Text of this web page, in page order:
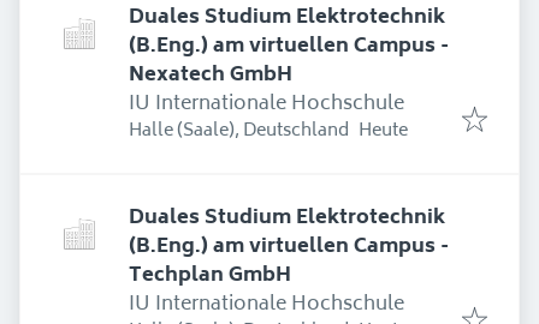
Duales Studium Elektrotechnik
(B.Eng.) am virtuellen Campus -
Nexatech GmbH
IU Internationale Hochschule
Halle (Saale), Deutschland Erschienen
Heute
Duales Studium Elektrotechnik
(B.Eng.) am virtuellen Campus -
Techplan GmbH
IU Internationale Hochschule